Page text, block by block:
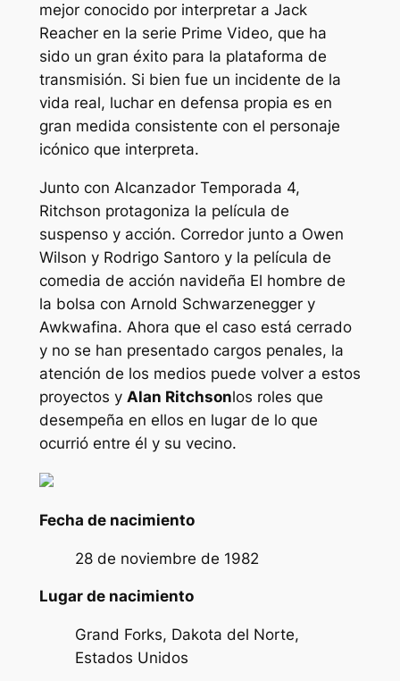
mejor conocido por interpretar a Jack
Reacher en la serie Prime Video, que ha
sido un gran éxito para la plataforma de
transmisión. Si bien fue un incidente de la
vida real, luchar en defensa propia es en
gran medida consistente con el personaje
icónico que interpreta.
Junto con Alcanzador Temporada 4,
Ritchson protagoniza la película de
suspenso y acción. Corredor junto a Owen
Wilson y Rodrigo Santoro y la película de
comedia de acción navideña El hombre de
la bolsa con Arnold Schwarzenegger y
Awkwafina. Ahora que el caso está cerrado
y no se han presentado cargos penales, la
atención de los medios puede volver a estos
proyectos y Alan Ritchsonlos roles que
desempeña en ellos en lugar de lo que
ocurrió entre él y su vecino.
Fecha de nacimiento
28 de noviembre de 1982
Lugar de nacimiento
Grand Forks, Dakota del Norte,
Estados Unidos